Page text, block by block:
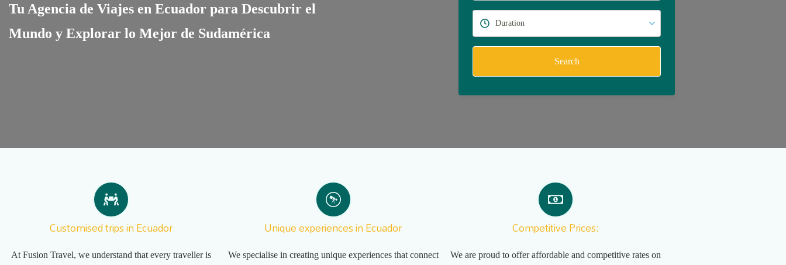
Tu Agencia de Viajes en Ecuador para Descubrir el
Mundo y Explorar lo Mejor de Sudamérica
Search
Customised trips in Ecuador
At Fusion Travel, we understand that every traveller is
Unique experiences in Ecuador
We specialise in creating unique experiences that connect
Competitive Prices:
We are proud to offer affordable and competitive rates on